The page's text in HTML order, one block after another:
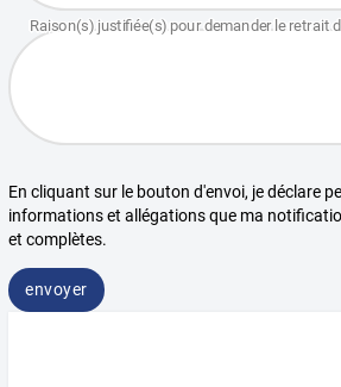
En cliquant sur le bouton d'envoi, je déclare
informations et allégations que ma
et complètes.
envoyer